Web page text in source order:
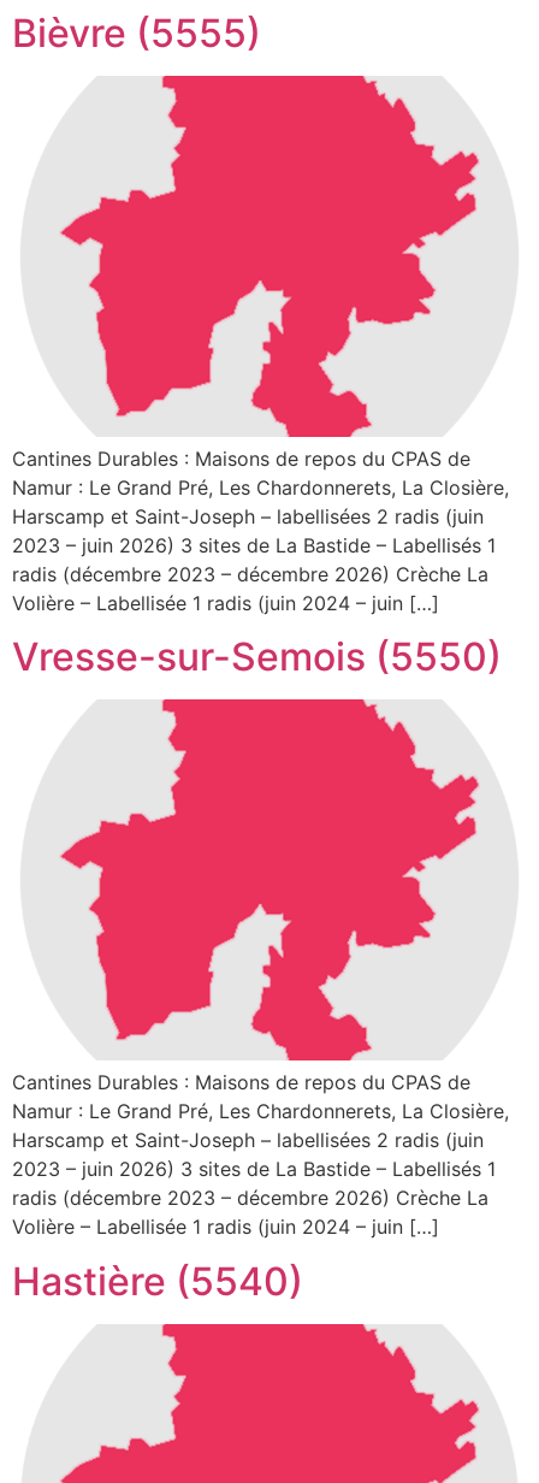
Bièvre (5555)
Cantines Durables : Maisons de repos du CPAS de
Namur : Le Grand Pré, Les Chardonnerets, La Closière,
Harscamp et Saint-Joseph – labellisées 2 radis (juin
2023 – juin 2026) 3 sites de La Bastide – Labellisés 1
radis (décembre 2023 – décembre 2026) Crèche La
Volière – Labellisée 1 radis (juin 2024 – juin […]
Vresse-sur-Semois (5550)
Cantines Durables : Maisons de repos du CPAS de
Namur : Le Grand Pré, Les Chardonnerets, La Closière,
Harscamp et Saint-Joseph – labellisées 2 radis (juin
2023 – juin 2026) 3 sites de La Bastide – Labellisés 1
radis (décembre 2023 – décembre 2026) Crèche La
Volière – Labellisée 1 radis (juin 2024 – juin […]
Hastière (5540)